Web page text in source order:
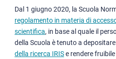
Dal 1 giugno 2020, la Scuola
regolamento in materia di
scientifica, in base al quale il
della Scuola è tenuto a depositare
della ricerca IRISe rendere